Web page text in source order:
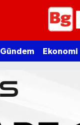
Gündem Ekonomi